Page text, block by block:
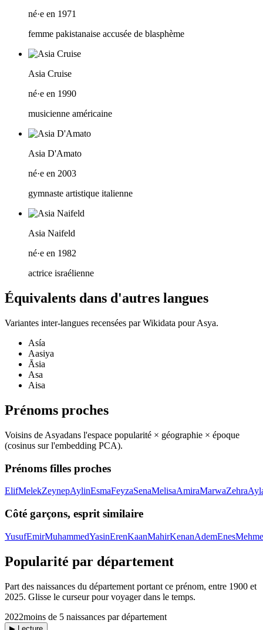
né·e en 1971
femme pakistanaise accusée de blasphème
Asia Cruise
né·e en 1990
musicienne américaine
Asia D'Amato
né·e en 2003
gymnaste artistique italienne
Asia Naifeld
né·e en 1982
actrice israélienne
Équivalents dans d'autres langues
Variantes inter-langues recensées par Wikidata pourAsya.
Asía
Aasiya
Āsia
Asa
Aisa
Prénoms proches
Voisins de Asyadans l'espace popularité × géographie × époque
(cosinus sur l'embedding PCA).
Prénoms filles proches
ElifMelekZeynepAylinEsmaFeyzaSenaMelisaAmiraMarwaZehra
Côté garçons, esprit similaire
YusufEmirMuhammedYasinErenKaanMahirKenanAdemEnes
Popularité par département
Part des naissances du département portant ce prénom, entre 1900 et
2025. Glisse le curseur pour voyager dans le temps.
2022moins de 5 naissances par département